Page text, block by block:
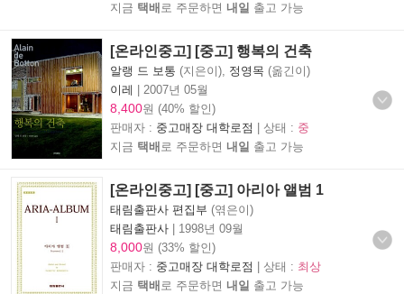
지금 택배 로 주문하면 내일 출고 가능
[온라인중고] [중고] 행복의 건축
알랭 드 보통 (지은이), 정영목 (옮긴이)
이레
2007년 05월
8,400원 (40% 할인)
판매자 : 중고매장 대학로점 | 상태 : 중
지금 택배 로 주문하면 내일 출고 가능
[온라인중고] [중고] 아리아 앨범 1
태림출판사 편집부 (엮은이)
태림출판사
1998년 09월
8,000원 (33% 할인)
판매자 : 중고매장 대학로점 | 상태 : 최상
지금 택배 로 주문하면 내일 출고 가능